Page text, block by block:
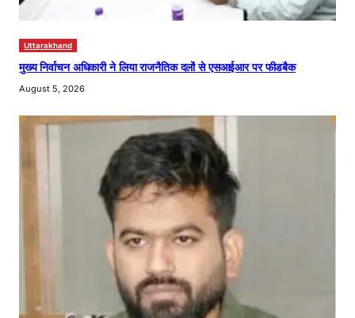
Uttarakhand
मुख्य निर्वाचन अधिकारी ने लिया राजनैतिक दलों से एसआईआर पर फीडबैक
August 5, 2026